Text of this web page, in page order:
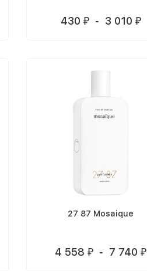
430 ₽ - 3 010 ₽
27 87 Mosaique
4 558 ₽ - 7 740 ₽